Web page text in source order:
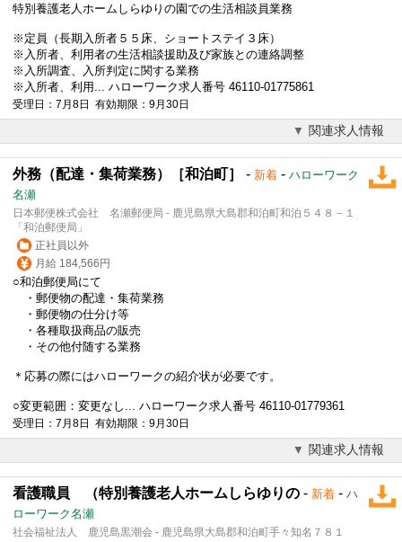
特別養護老人ホームしらゆりの園での生活相談員業務
※定員（長期入所者５５床、ショートステイ３床）
※入所者、利用者の生活相談援助及び家族との連絡調整
※入所調査、入所判定に関する業務
※入所者、利用... ハローワーク求人番号 46110-01775861
受理日：7月8日 有効期限：9月30日
関連求人情報
外務（配達・集荷業務）［和泊町］ - 新着 - ハローワーク
名瀬
日本郵便株式会社 名瀬郵便局 - 鹿児島県大島郡和泊町和泊５４８－１
「和泊郵便局」
正社員以外
月給 184,566円
○和泊郵便局にて
・郵便物の配達・集荷業務
・郵便物の仕分け等
・各種取扱商品の販売
・その他付随する業務
＊応募の際にはハローワークの紹介状が必要です。
○変更範囲：変更なし... ハローワーク求人番号 46110-01779361
受理日：7月8日 有効期限：9月30日
関連求人情報
看護職員 （特別養護老人ホームしらゆりの - 新着 - ハ
ローワーク名瀬
社会福祉法人 鹿児島黒潮会 - 鹿児島県大島郡和泊町手々知名７８１